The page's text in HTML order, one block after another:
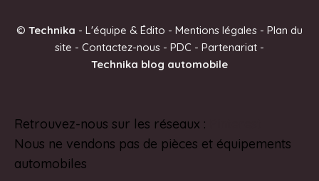
r
v
e
:
© Technika - L'équipe & Édito - Mentions légales - Plan du
site - Contactez-nous - PDC - Partenariat -
Technika blog automobile
Retrouvez-nous sur les réseaux :
Nous ne vendons pas de pièces et équipements
automobiles